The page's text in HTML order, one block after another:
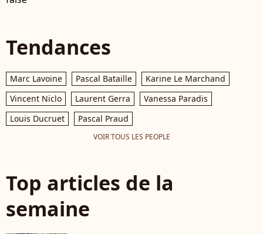
Tendances
Marc Lavoine Pascal Bataille
Karine Le Marchand
Vincent Niclo
Laurent Gerra
Vanessa Paradis
Louis Ducruet
Pascal Praud
VOIR TOUS LES PEOPLE
Top articles de la
semaine